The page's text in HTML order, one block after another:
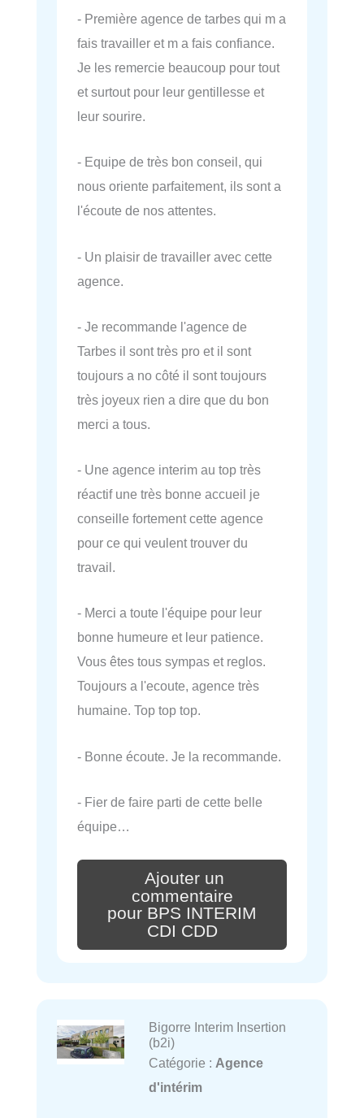
- Première agence de tarbes qui m a
fais travailler et m a fais confiance.
Je les remercie beaucoup pour tout
et surtout pour leur gentillesse et
leur sourire.
- Equipe de très bon conseil, qui
nous oriente parfaitement, ils sont a
l'écoute de nos attentes.
- Un plaisir de travailler avec cette
agence.
- Je recommande l'agence de
Tarbes il sont très pro et il sont
toujours a no côté il sont toujours
très joyeux rien a dire que du bon
merci a tous.
- Une agence interim au top très
réactif une très bonne accueil je
conseille fortement cette agence
pour ce qui veulent trouver du
travail.
- Merci a toute l'équipe pour leur
bonne humeure et leur patience.
Vous êtes tous sympas et reglos.
Toujours a l'ecoute, agence très
humaine. Top top top.
- Bonne écoute. Je la recommande.
- Fier de faire parti de cette belle
équipe…
Ajouter un
commentaire
pour BPS INTERIM
CDI CDD
Bigorre Interim Insertion
(b2i)
Catégorie : Agence
d'intérim